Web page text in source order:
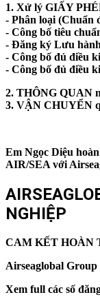
1. Xử lý GIẤY
- Phân loại (Chuẩn
- Công bố tiêu
- Đăng ký Lưu
- Công bố đủ điều
- Công bố đủ điều
2. THÔNG QUAN
3. VẬN CHUYỂN
Em Ngọc Diệu
AIR/SEA với
NGHIỆP
CAM KẾT HOÀN
Airseaglobal Group
Xem full các số